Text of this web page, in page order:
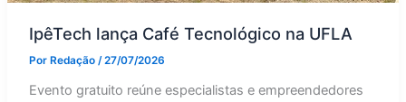
IpêTech lança Café Tecnológico na UFLA
Por Redação /27/07/2026
Evento gratuito reúne especialistas e empreendedores